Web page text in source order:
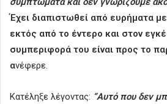
Έχει διαπιστωθεί από ευρήματα
εκτός από το έντερο και στον
συμπεριφορά του είναι προς το
ανέφερε.
Κατέληξε λέγοντας: “Αυτό που δεν